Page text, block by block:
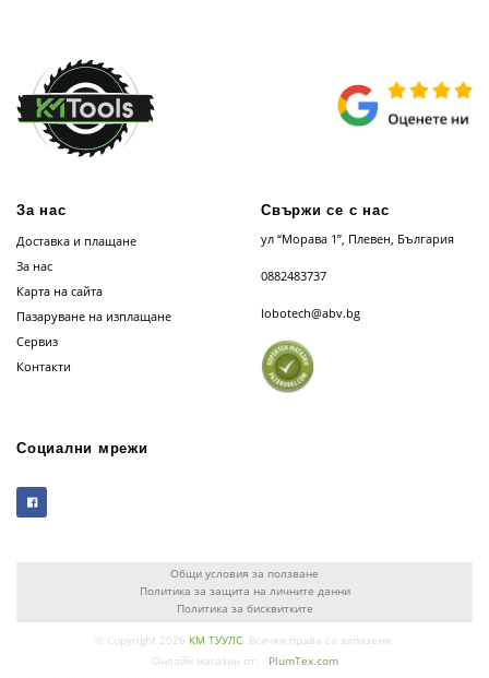
За нас
Доставка и плащане
За нас
Карта на сайта
Пазаруване на изплащане
Сервиз
Контакти
Свържи се с нас
ул “Морава 1”, Плевен, България
0882483737
lobotech@abv.bg
Социални мрежи
Общи условия за ползване
Политика за защита на личните данни
Политика за бисквитките
© Copyright 2026 КМ ТУУЛС. Всички права са запазени.
Онлайн магазин от:
PlumTex.com